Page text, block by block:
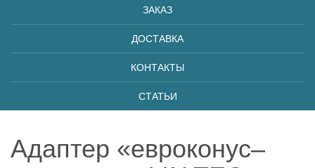
ЗАКАЗ
ДОСТАВКА
КОНТАКТЫ
СТАТЬИ
Адаптер «евроконус–